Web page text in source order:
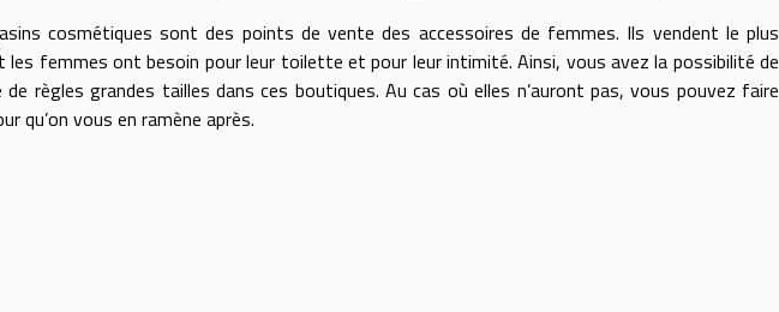
cosmétiques sont des points de vente des accessoires de femmes. Ils vendent le plus
femmes ont besoin pour leur toilette et pour leur intimité. Ainsi, vous avez la possibilité de
règles grandes tailles dans ces boutiques. Au cas où elles n’auront pas, vous pouvez faire
qu’on vous en ramène après.